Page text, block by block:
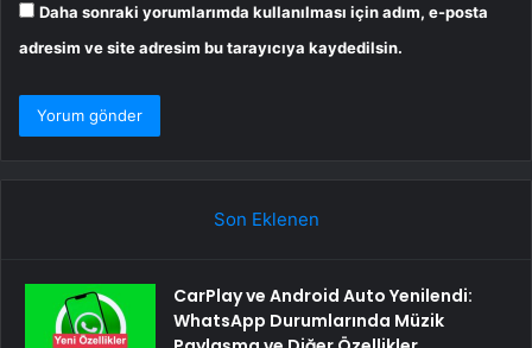
Daha sonraki yorumlarımda kullanılması için adım, e-posta
adresim ve site adresim bu tarayıcıya kaydedilsin.
Son Eklenen
CarPlay ve Android Auto Yenilendi:
WhatsApp Durumlarında Müzik